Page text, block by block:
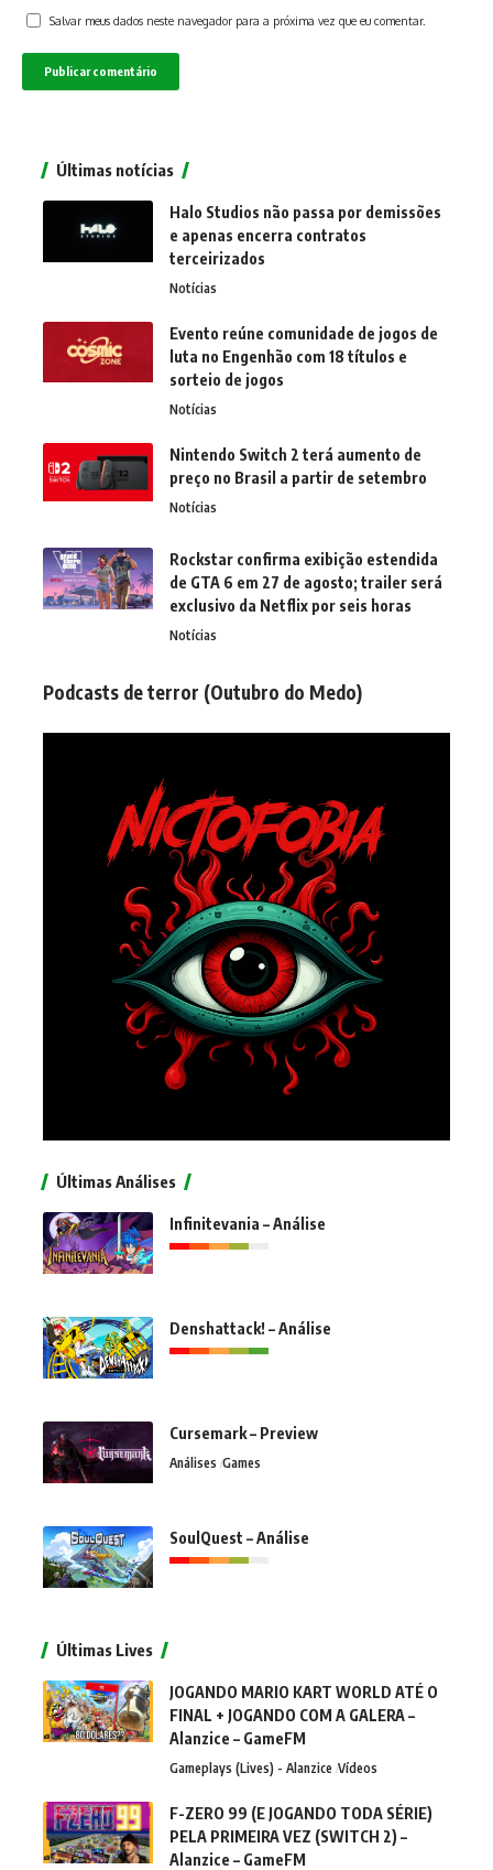
Salvar meus dados neste navegador para a próxima vez que eu comentar.
Últimas notícias
Halo Studios não passa por demissões
e apenas encerra contratos
terceirizados
Notícias
Evento reúne comunidade de jogos de
luta no Engenhão com 18 títulos e
sorteio de jogos
Notícias
Nintendo Switch 2 terá aumento de
preço no Brasil a partir de setembro
Notícias
Rockstar confirma exibição estendida
de GTA 6 em 27 de agosto; trailer será
exclusivo da Netflix por seis horas
Notícias
Podcasts de terror (Outubro do Medo)
Últimas Análises
Infinitevania – Análise
Denshattack! – Análise
Cursemark – Preview
Análises Games
SoulQuest – Análise
Últimas Lives
JOGANDO MARIO KART WORLD ATÉ O
FINAL + JOGANDO COM A GALERA –
Alanzice – GameFM
Gameplays (Lives) - Alanzice Vídeos
F-ZERO 99 (E JOGANDO TODA SÉRIE)
PELA PRIMEIRA VEZ (SWITCH 2) –
Alanzice – GameFM